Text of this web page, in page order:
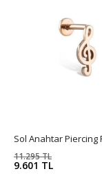
Sol Anahtar Piercing
9.601 TL
11.295 TL